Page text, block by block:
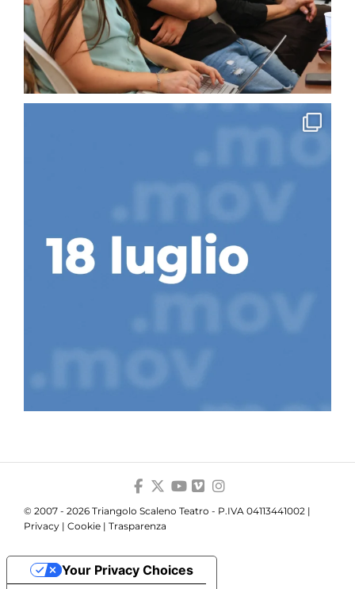
© 2007 - 2026 Triangolo Scaleno Teatro - P.IVA 04113441002 |
Privacy | Cookie | Trasparenza
Your Privacy Choices